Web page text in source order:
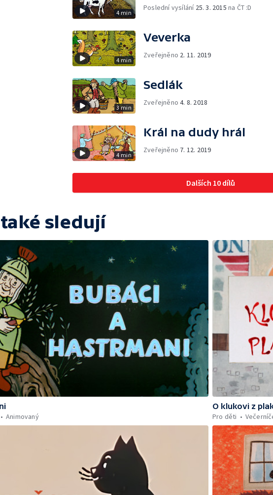
4 min
Poslední vysílání 25. 3. 2015 na ČT :D
4 min
Veverka
Zveřejněno 2. 11. 2019
3 min
Sedlák
Zveřejněno4. 8. 2018
4 min
Král na dudy hrál
Zveřejněno 7. 12. 2019
Dalších 10 dílů
sledují
Animovaný
O klukovi z
Pro děti